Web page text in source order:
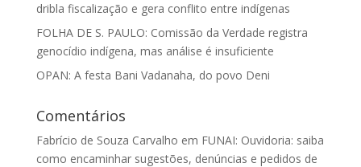
dribla fiscalização e gera conflito entre indígenas
FOLHA DE S. PAULO: Comissão da Verdade registra
genocídio indígena, mas análise é insuficiente
OPAN: A festa Bani Vadanaha, do povo Deni
Comentários
Fabrício de Souza Carvalho em FUNAI: Ouvidoria: saiba
como encaminhar sugestões, denúncias e pedidos de